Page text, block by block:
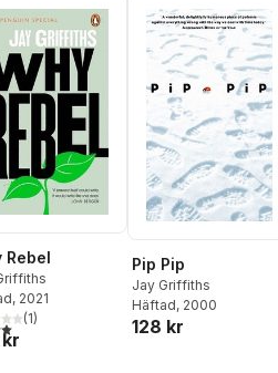
Rebel
, 2021
5 stjärnor. Totalt antal röster:
(1)
Pip Pip
Jay Griffiths
Häftad, 2000
128 kr